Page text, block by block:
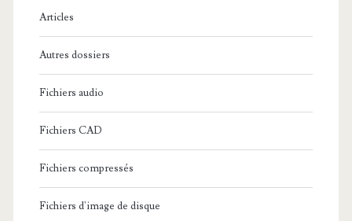
:
Articles
Autres dossiers
Fichiers audio
Fichiers CAD
Fichiers compressés
Fichiers d'image de disque